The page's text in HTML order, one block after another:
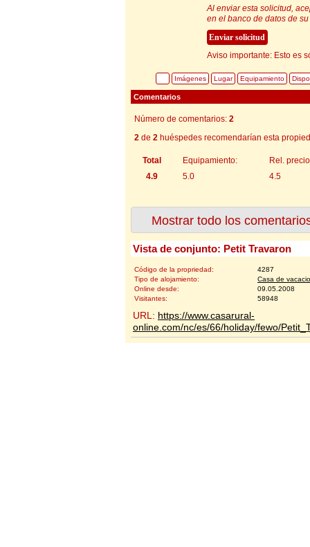
Al enviar esta solicitud,
en el banco de datos de
Aviso importante: Esto es
Imágenes Lugar Equipamiento
Comentarios
Número de comentarios: 2
2 de 2 huéspedes recomendarían esta
Total
4.9
Equipamiento:
5.0
Rel.
4.5
Mostrar todo los
Vista de conjunto: Petit Travaron
Código de la propriedad:
4287
Tipo de alojamiento:
Casa de
Online desde:
09.05.2008
Visitantes:
58948
URL: https://www.casarural-
online.com/nc/es/66/holiday/fewo/